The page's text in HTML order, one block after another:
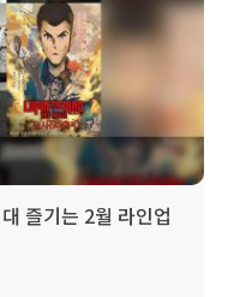
즐기는 2월 라인업